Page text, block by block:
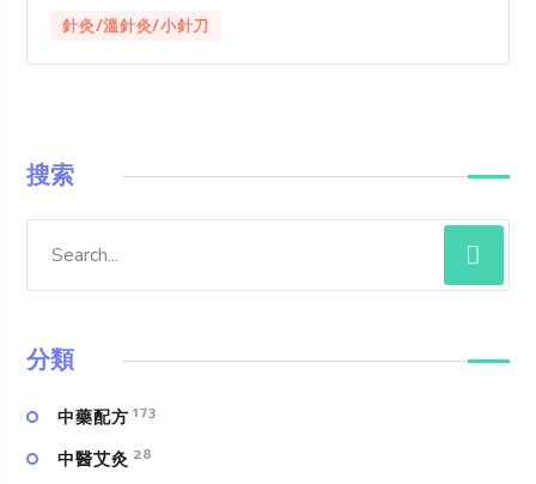
針灸/溫針灸/小針刀
搜索
分類
中藥配方 173
中醫艾灸 28